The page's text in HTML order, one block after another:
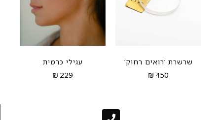
שרשרת ‘רואים רחוק’
₪ 450
עגילי כרמית
₪ 229